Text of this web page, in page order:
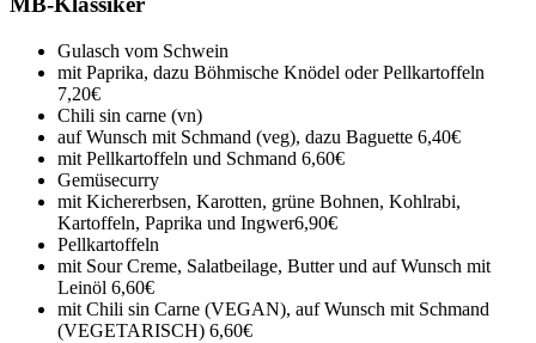
Gulasch vom Schwein
mit Paprika, dazu Böhmische Knödel oder Pellkartoffeln
7,20€
Chili sin carne (vn)
auf Wunsch mit Schmand (veg), dazu Baguette 6,40€
mit Pellkartoffeln und Schmand 6,60€
Gemüsecurry
mit Kichererbsen, Karotten, grüne Bohnen, Kohlrabi,
Kartoffeln, Paprika und Ingwer6,90€
Pellkartoffeln
mit Sour Creme, Salatbeilage, Butter und auf Wunsch mit
Leinöl 6,60€
mit Chili sin Carne (VEGAN), auf Wunsch mit Schmand
(VEGETARISCH) 6,60€